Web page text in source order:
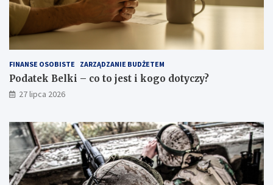
FINANSE OSOBISTE ZARZĄDZANIE BUDŻETEM
Podatek Belki – co to jest i kogo dotyczy?
27 lipca 2026